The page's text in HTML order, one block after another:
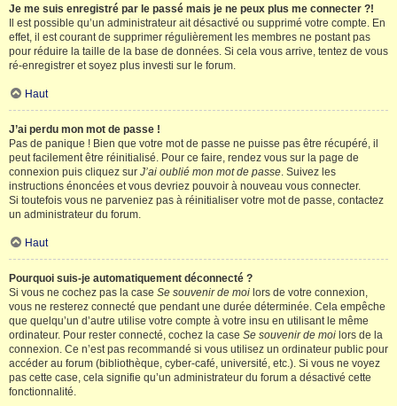
Je me suis enregistré par le passé mais je ne peux plus me connecter ?!
Il est possible qu’un administrateur ait désactivé ou supprimé votre compte. En
effet, il est courant de supprimer régulièrement les membres ne postant pas
pour réduire la taille de la base de données. Si cela vous arrive, tentez de vous
ré-enregistrer et soyez plus investi sur le forum.
Haut
J’ai perdu mon mot de passe !
Pas de panique ! Bien que votre mot de passe ne puisse pas être récupéré, il
peut facilement être réinitialisé. Pour ce faire, rendez vous sur la page de
connexion puis cliquez sur J’ai oublié mon mot de passe. Suivez les
instructions énoncées et vous devriez pouvoir à nouveau vous connecter.
Si toutefois vous ne parveniez pas à réinitialiser votre mot de passe, contactez
un administrateur du forum.
Haut
Pourquoi suis-je automatiquement déconnecté ?
Si vous ne cochez pas la case Se souvenir de moi lors de votre connexion,
vous ne resterez connecté que pendant une durée déterminée. Cela empêche
que quelqu’un d’autre utilise votre compte à votre insu en utilisant le même
ordinateur. Pour rester connecté, cochez la case Se souvenir de moi lors de la
connexion. Ce n’est pas recommandé si vous utilisez un ordinateur public pour
accéder au forum (bibliothèque, cyber-café, université, etc.). Si vous ne voyez
pas cette case, cela signifie qu’un administrateur du forum a désactivé cette
fonctionnalité.